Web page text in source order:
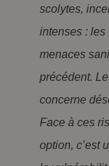
scolytes,
intenses : les
menaces
précédent.
concerne
Face à ces
option, c’est